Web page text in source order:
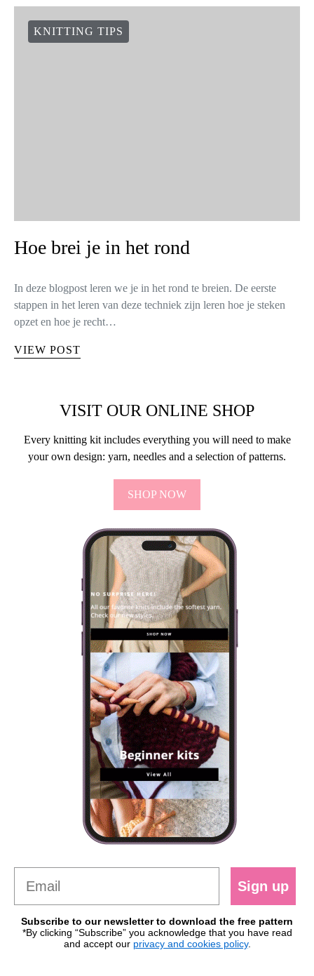
KNITTING TIPS
Hoe brei je in het rond
In deze blogpost leren we je in het rond te breien. De eerste
stappen in het leren van deze techniek zijn leren hoe je steken
opzet en hoe je recht…
VIEW POST
VISIT OUR ONLINE SHOP
Every knitting kit includes everything you will need to make
your own design: yarn, needles and a selection of patterns.
SHOP NOW
Sign up
Subscribe to our newsletter to download the free pattern
*By clicking “Subscribe” you acknowledge that you have read
and accept our privacy and cookies policy.